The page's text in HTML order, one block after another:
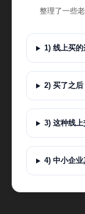
整理了一些
1) 线上买
2) 买了之后
3) 这种线上
4) 中小企业